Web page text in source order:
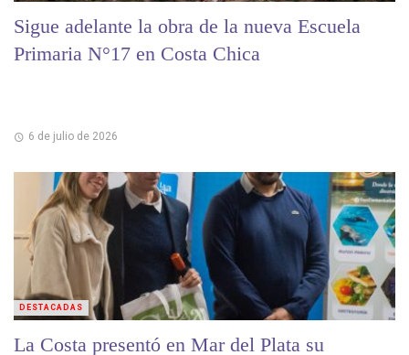
Sigue adelante la obra de la nueva Escuela
Primaria N°17 en Costa Chica
6 de julio de 2026
La Costa presentó en Mar del Plata su
DESTACADAS